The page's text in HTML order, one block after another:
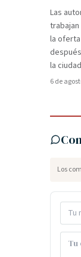
Las
la
la
6 de
Los